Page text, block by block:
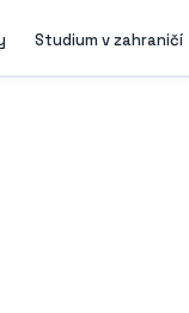
Studium v zahraničí